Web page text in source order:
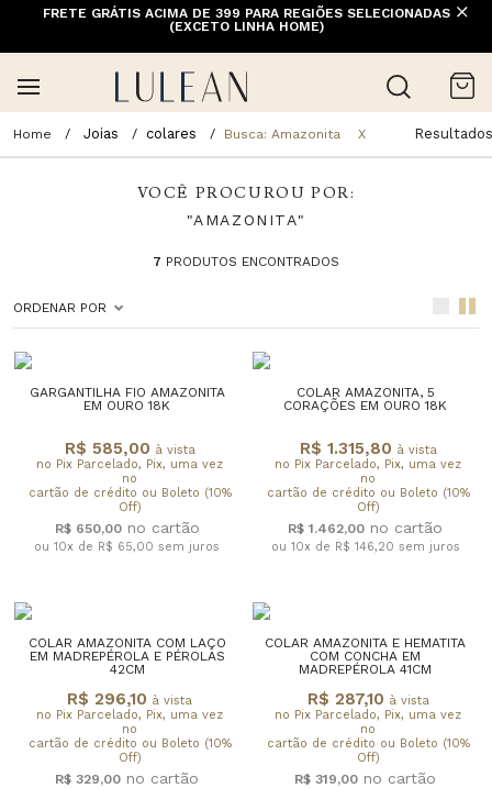
FRETE GRÁTIS ACIMA DE 399 PARA REGIÕES SELECIONADAS
(EXCETO LINHA HOME)
Joias colares Busca: Amazonita X
VOCÊ PROCUROU POR:
"AMAZONITA"
7 PRODUTOS ENCONTRADOS
ORDENAR POR
GARGANTILHA FIO AMAZONITA
EM OURO 18K
R$ 585,00 à vista
no Pix Parcelado, Pix, uma vez
no
cartão de crédito ou Boleto (10%
Off)
R$ 650,00
ou 10x de R$ 65,00 sem juros
COLAR AMAZONITA, 5
CORAÇÕES EM OURO 18K
R$ 1.315,80 à vista
no Pix Parcelado, Pix, uma vez
no
cartão de crédito ou Boleto (10%
Off)
R$ 1.462,00
ou 10x de R$ 146,20 sem juros
COLAR AMAZONITA COM LAÇO
EM MADREPÉROLA E PÉROLAS
42CM
R$ 296,10 à vista
no Pix Parcelado, Pix, uma vez
no
cartão de crédito ou Boleto (10%
Off)
R$ 329,00
COLAR AMAZONITA E HEMATITA
COM CONCHA EM
MADREPÉROLA 41CM
R$ 287,10 à vista
no Pix Parcelado, Pix, uma vez
no
cartão de crédito ou Boleto (10%
Off)
R$ 319,00